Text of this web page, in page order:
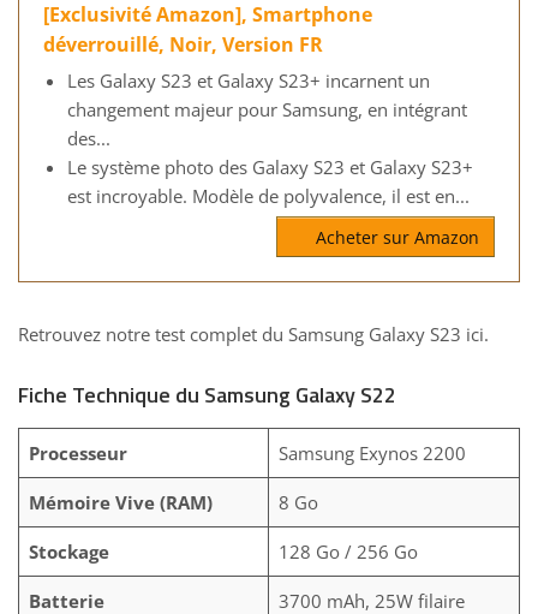
[Exclusivité Amazon], Smartphone
déverrouillé, Noir, Version FR
Les Galaxy S23 et Galaxy S23+ incarnent un
changement majeur pour Samsung, en intégrant
des...
Le système photo des Galaxy S23 et Galaxy S23+
est incroyable. Modèle de polyvalence, il est en...
Acheter sur Amazon
Retrouvez notre test complet du Samsung Galaxy S23 ici.
Fiche Technique du Samsung Galaxy S22
Processeur Samsung Exynos 2200
Mémoire Vive (RAM) 8 Go
Stockage 128 Go / 256 Go
Batterie 3700 mAh, 25W filaire